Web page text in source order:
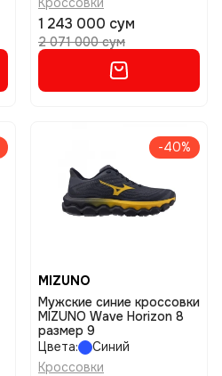
1 243 000 сум
2 071 000 сум
-40%
MIZUNO
Мужские синие кроссовки
MIZUNO Wave Horizon 8
размер 9
Цвета:
Синий
Кроссовки